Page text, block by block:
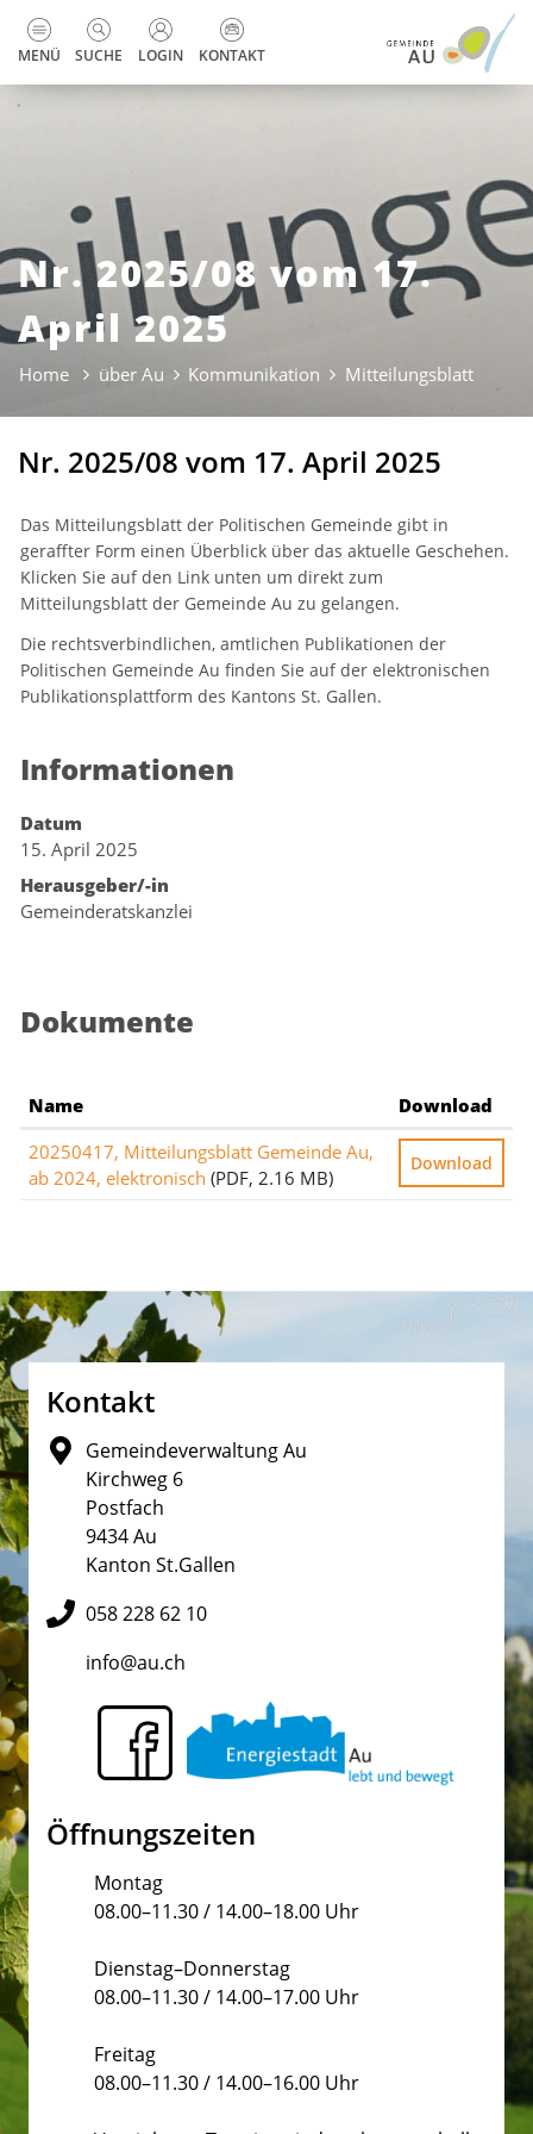
zur Startseite
Direkt zur Hauptnavigation
Direkt zum Inhalt
Direkt zur Suche
Direkt zum Stichwortverzeichnis
Kopfzeile
MENÜ SUCHE LOGIN KONTAKT
Nr. 2025/08 vom 17.
April 2025
Home über Au Kommunikation Mitteilungsblatt
Nr. 2025/08 vom 17. April 2025
Das Mitteilungsblatt der Politischen Gemeinde gibt in
geraffter Form einen Überblick über das aktuelle Geschehen.
Klicken Sie auf den Link unten um direkt zum
Mitteilungsblatt der Gemeinde Au zu gelangen.
Die rechtsverbindlichen, amtlichen Publikationen der
Politischen Gemeinde Au finden Sie auf der elektronischen
Publikationsplattform des Kantons St. Gallen.
Informationen
Datum
15. April 2025
Herausgeber/-in
Gemeinderatskanzlei
Dokumente
Name
Download
20250417, Mitteilungsblatt Gemeinde Au,
ab 2024, elektronisch (PDF, 2.16 MB)
Download
Fusszeile
Kontakt
Gemeindeverwaltung Au
Kirchweg 6
Postfach
9434 Au
Kanton St.Gallen
058 228 62 10
info@au.ch
Öffnungszeiten
Montag
08.00–11.30 / 14.00–18.00 Uhr
Dienstag–Donnerstag
08.00–11.30 / 14.00–17.00 Uhr
Freitag
08.00–11.30 / 14.00–16.00 Uhr